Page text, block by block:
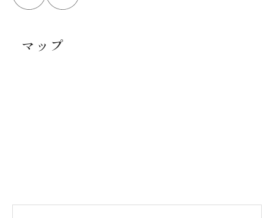
マップ